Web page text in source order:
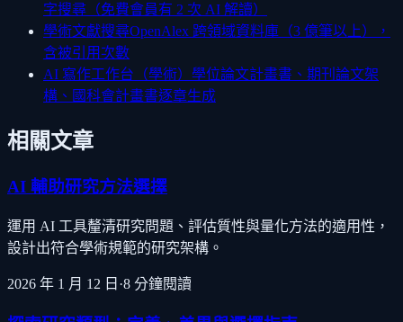
字搜尋（免費會員有 2 次 AI 解讀）
學術文獻搜尋OpenAlex 跨領域資料庫（3 億筆以上），
含被引用次數
AI 寫作工作台（學術） 學位論文計畫書、期刊論文架
構、國科會計畫書逐章生成
相關文章
AI 輔助研究方法選擇
運用 AI 工具釐清研究問題、評估質性與量化方法的適用性，
設計出符合學術規範的研究架構。
2026 年 1 月 12 日 ·8 分鐘閱讀